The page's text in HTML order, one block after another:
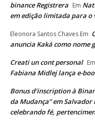
binance Registrera Em
em edição limitada para o
Eleonora Santos Chaves Em
anuncia Kaká como nome
Creati un cont personal Em
Fabiana Midlej lança e-
Bonus d'inscription à
da Mudança” em
celebrando fé,